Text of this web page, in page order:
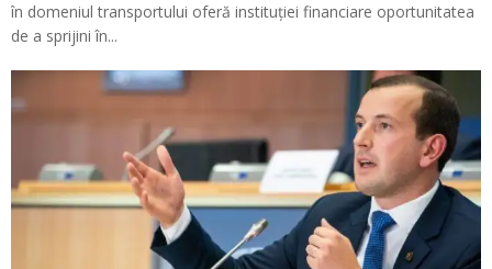
în domeniul transportului oferă instituției financiare oportunitatea
de a sprijini în...